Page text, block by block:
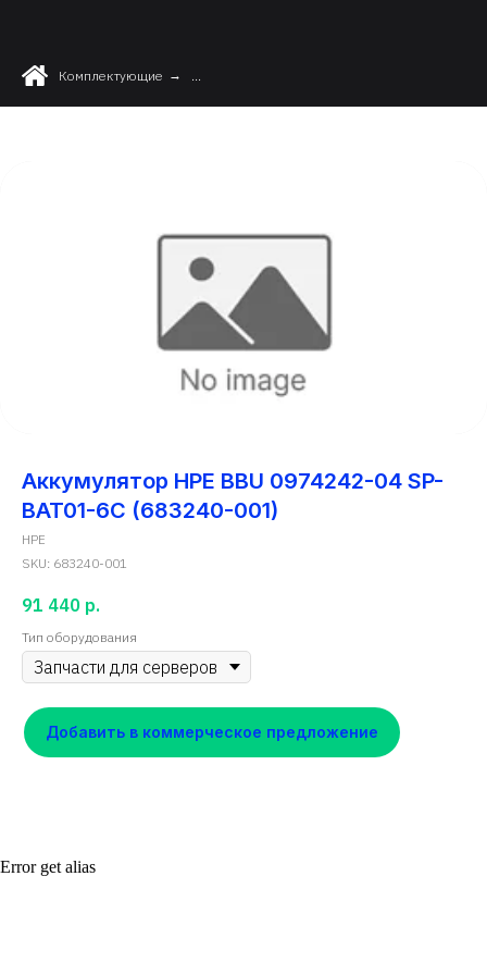
Комплектующие → ...
Аккумулятор HPE BBU 0974242-04 SP-
BAT01-6C (683240-001)
HPE
SKU: 683240-001
91 440 р.
Тип оборудования
Добавить в коммерческое предложение
Error get alias